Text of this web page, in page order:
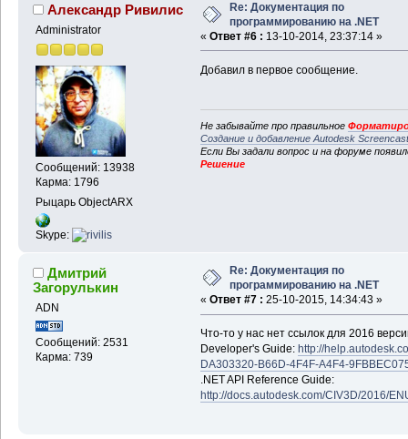
Александр Ривилис
Administrator
Сообщений: 13938
Карма: 1796
Рыцарь ObjectARX
Skype:
Re: Документация по
программированию на .NET
« Ответ #6 : 13-10-2014, 23:37:14 »
Добавил в первое сообщение.
Не забывайте про правильное
Создание и добавление Autodesk
Если Вы задали вопрос и на форуме
Решение
Дмитрий
Загорулькин
ADN
Сообщений: 2531
Карма: 739
Re: Документация по
программированию на .NET
« Ответ #7 : 25-10-2015, 14:34:43 »
Что-то у нас нет ссылок для 2016
Developer's Guide: http://
DA303320-B66D-4F4F-A4F4-
.NET API Reference Guide:
http://docs.autodesk.com/CIV3D/2016/